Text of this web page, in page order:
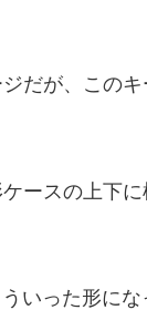
だが、この
ースの上下
いった形に